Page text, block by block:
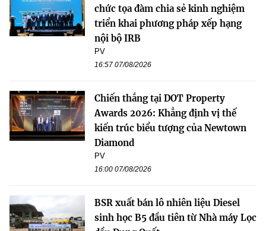
chức tọa đàm chia sẻ kinh nghiệm
triển khai phương pháp xếp hạng
nội bộ IRB
PV
16:57 07/08/2026
Chiến thắng tại DOT Property
Awards 2026: Khẳng định vị thế
kiến trúc biểu tượng của Newtown
Diamond
PV
16:00 07/08/2026
BSR xuất bán lô nhiên liệu Diesel
sinh học B5 đầu tiên từ Nhà máy Lọc